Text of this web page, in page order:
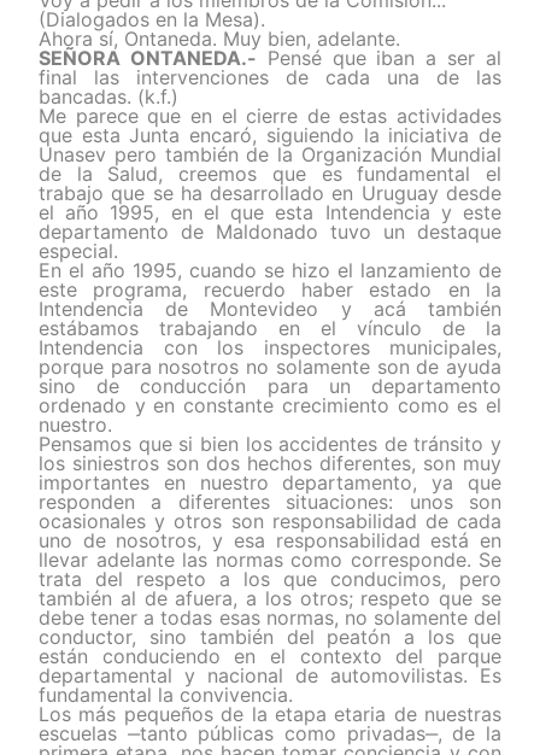
(Dialogados en la Mesa).
Ahora sí, Ontaneda. Muy bien, adelante.
SEÑORA ONTANEDA.- Pensé que iban a ser al
final las intervenciones de cada una de las
bancadas. (k.f.)
Me parece que en el cierre de estas actividades
que esta Junta encaró, siguiendo la iniciativa de
Unasev pero también de la Organización Mundial
de la Salud, creemos que es fundamental el
trabajo que se ha desarrollado en Uruguay desde
el año 1995, en el que esta Intendencia y este
departamento de Maldonado tuvo un destaque
especial.
En el año 1995, cuando se hizo el lanzamiento de
este programa, recuerdo haber estado en la
Intendencia de Montevideo y acá también
estábamos trabajando en el vínculo de la
Intendencia con los inspectores municipales,
porque para nosotros no solamente son de ayuda
sino de conducción para un departamento
ordenado y en constante crecimiento como es el
nuestro.
Pensamos que si bien los accidentes de tránsito y
los siniestros son dos hechos diferentes, son muy
importantes en nuestro departamento, ya que
responden a diferentes situaciones: unos son
ocasionales y otros son responsabilidad de cada
uno de nosotros, y esa responsabilidad está en
llevar adelante las normas como corresponde. Se
trata del respeto a los que conducimos, pero
también al de afuera, a los otros; respeto que se
debe tener a todas esas normas, no solamente del
conductor, sino también del peatón a los que
están conduciendo en el contexto del parque
departamental y nacional de automovilistas. Es
fundamental la convivencia.
Los más pequeños de la etapa etaria de nuestras
escuelas ‒tanto públicas como privadas‒, de la